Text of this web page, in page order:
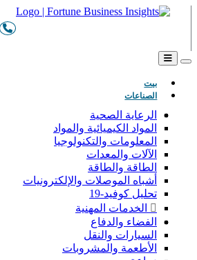
بيت
الصناعات
الرعاية الصحية
المواد الكيميائية والمواد
المعلومات والتكنولوجيا
الآلات والمعدات
الطاقة والطاقة
أشباه الموصلات والإلكترونيات
تحليل كوفيد-19
الخدمات المهنية
الفضاء والدفاع
السيارات والنقل
الأطعمة والمشروبات